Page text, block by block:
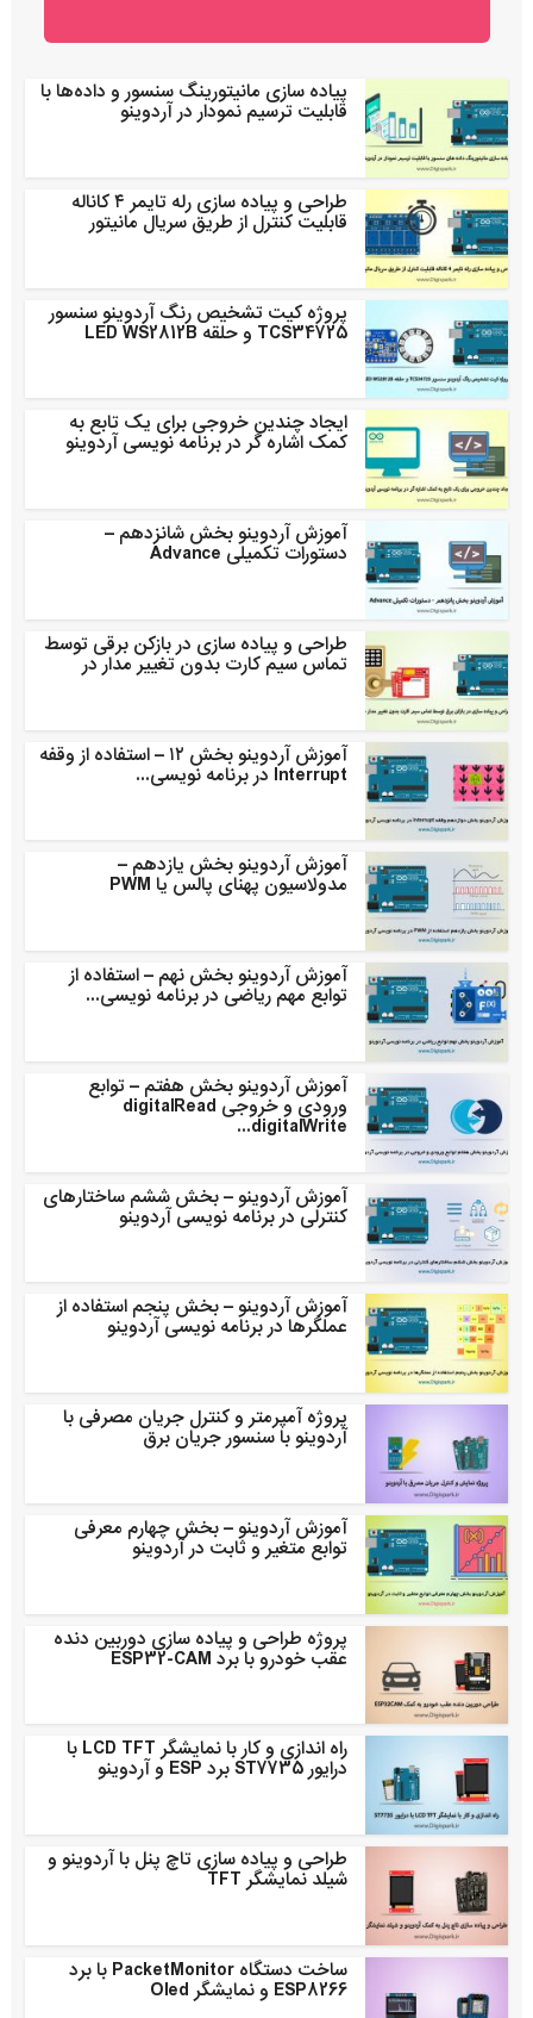
پیاده سازی مانیتورینگ سنسور و داده‌ها با
قابلیت ترسیم نمودار در آردوینو
طراحی و پیاده سازی رله تایمر ۴ کاناله
قابلیت کنترل از طریق سریال مانیتور
پروژه کیت تشخیص رنگ آردوینو سنسور
TCS34725 و حلقه LED WS2812B
ایجاد چندین خروجی برای یک تابع به
کمک اشاره گر در برنامه نویسی آردوینو
آموزش آردوینو بخش شانزدهم –
دستورات تکمیلی Advance
طراحی و پیاده سازی در بازکن برقی توسط
تماس سیم کارت بدون تغییر مدار در
آموزش آردوینو بخش ۱۲ – استفاده از وقفه
Interrupt در برنامه نویسی...
آموزش آردوینو بخش یازدهم –
مدولاسیون پهنای پالس یا PWM
آموزش آردوینو بخش نهم – استفاده از
توابع مهم ریاضی در برنامه نویسی...
آموزش آردوینو بخش هفتم – توابع
ورودی و خروجی digitalRead
digitalWrite...
آموزش آردوینو – بخش ششم ساختارهای
کنترلی در برنامه نویسی آردوینو
آموزش آردوینو – بخش پنجم استفاده از
عملگرها در برنامه نویسی آردوینو
پروژه آمپرمتر و کنترل جریان مصرفی با
آردوینو با سنسور جریان برق
آموزش آردوینو – بخش چهارم معرفی
توابع متغیر و ثابت در آردوینو
پروژه طراحی و پیاده سازی دوربین دنده
عقب خودرو با برد ESP32-CAM
راه اندازی و کار با نمایشگر LCD TFT با
درایور ST7735 برد ESP و آردوینو
طراحی و پیاده سازی تاچ پنل با آردوینو و
شیلد نمایشگر TFT
ساخت دستگاه PacketMonitor با برد
ESP8266 و نمایشگر Oled